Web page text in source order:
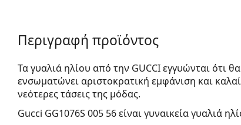
Περιγραφή προϊόντος
Τα γυαλιά ηλίου από την GUCCI εγγυώνται ότι
ενσωματώνει αριστοκρατική εμφάνιση και
νεότερες τάσεις της μόδας.
Gucci GG1076S 005 56είναι γυναικεία γυαλιά